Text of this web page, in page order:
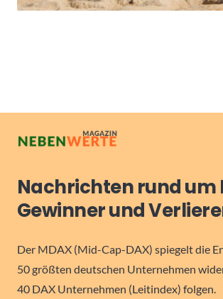
Nachrichten rund um
Gewinner und
Der MDAX (Mid-Cap-DAX) spiegelt die
50 größten deutschen Unternehmen
40 DAX Unternehmen (Leitindex) folgen.